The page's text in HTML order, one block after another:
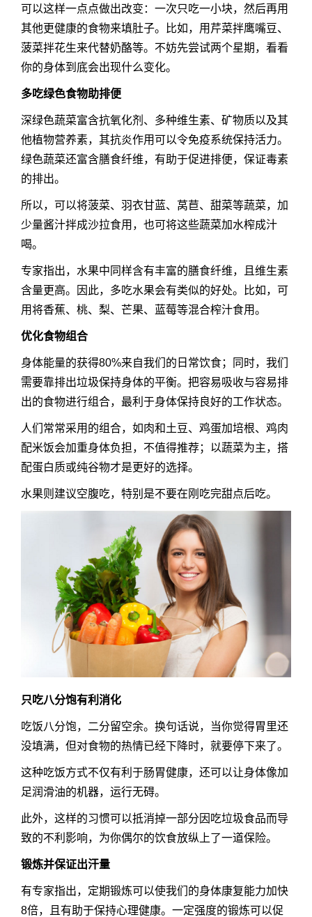
可以这样一点点做出改变：一次只吃一小块，然后再用
其他更健康的食物来填肚子。比如，用芹菜拌鹰嘴豆、
菠菜拌花生来代替奶酪等。不妨先尝试两个星期，看看
你的身体到底会出现什么变化。
多吃绿色食物助排便
深绿色蔬菜富含抗氧化剂、多种维生素、矿物质以及其
他植物营养素，其抗炎作用可以令免疫系统保持活力。
绿色蔬菜还富含膳食纤维，有助于促进排便，保证毒素
的排出。
所以，可以将菠菜、羽衣甘蓝、莴苣、甜菜等蔬菜，加
少量酱汁拌成沙拉食用，也可将这些蔬菜加水榨成汁
喝。
专家指出，水果中同样含有丰富的膳食纤维，且维生素
含量更高。因此，多吃水果会有类似的好处。比如，可
用将香蕉、桃、梨、芒果、蓝莓等混合榨汁食用。
优化食物组合
身体能量的获得80%来自我们的日常饮食；同时，我们
需要靠排出垃圾保持身体的平衡。把容易吸收与容易排
出的食物进行组合，最利于身体保持良好的工作状态。
人们常常采用的组合，如肉和土豆、鸡蛋加培根、鸡肉
配米饭会加重身体负担，不值得推荐；以蔬菜为主，搭
配蛋白质或纯谷物才是更好的选择。
水果则建议空腹吃，特别是不要在刚吃完甜点后吃。
只吃八分饱有利消化
吃饭八分饱，二分留空余。换句话说，当你觉得胃里还
没填满，但对食物的热情已经下降时，就要停下来了。
这种吃饭方式不仅有利于肠胃健康，还可以让身体像加
足润滑油的机器，运行无碍。
此外，这样的习惯可以抵消掉一部分因吃垃圾食品而导
致的不利影响，为你偶尔的饮食放纵上了一道保险。
锻炼并保证出汗量
有专家指出，定期锻炼可以使我们的身体康复能力加快
8倍，且有助于保持心理健康。一定强度的锻炼可以促